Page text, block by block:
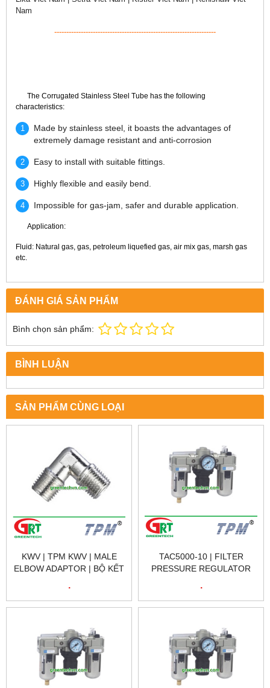
Nam
-------------------------------------------------------------------
The Corrugated Stainless Steel Tube has the following
characteristics:
Made by stainless steel, it boasts the advantages of
extremely damage resistant and anti-corrosion
Easy to install with suitable fittings.
Highly flexible and easily bend.
Impossible for gas-jam, safer and durable application.
Application:
Fluid: Natural gas, gas, petroleum liquefied gas, air mix gas, marsh gas
etc.
ĐÁNH GIÁ SẢN PHẨM
Bình chọn sản phẩm:
BÌNH LUẬN
SẢN PHẨM CÙNG LOẠI
KWV | TPM KWV | MALE
ELBOW ADAPTOR | BỘ KẾT
.
TAC5000-10 | FILTER
PRESSURE REGULATOR
TAC5000-10| TPM VIETNAM
.